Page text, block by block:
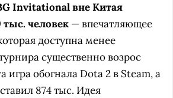
Invitational вне Китая
тыс. человек — впечатляющее
доступна менее
существенно возрос
игра обогнала Dota 2 в Steam, а
874 тыс. Идея